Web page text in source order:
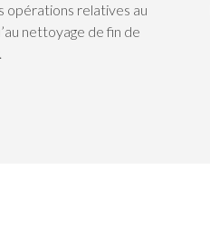
opérations relatives au
nettoyage de fin de